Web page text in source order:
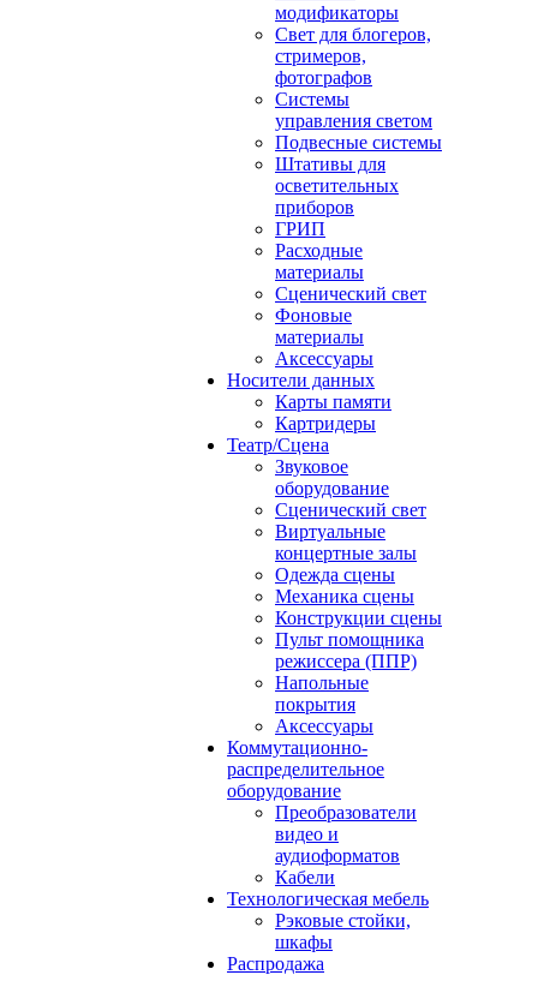
модификаторы
Свет для блогеров,
стримеров,
фотографов
Системы
управления светом
Подвесные системы
Штативы для
осветительных
приборов
ГРИП
Расходные
материалы
Сценический свет
Фоновые
материалы
Аксессуары
Носители данных
Карты памяти
Картридеры
Театр/Сцена
Звуковое
оборудование
Сценический свет
Виртуальные
концертные залы
Одежда сцены
Механика сцены
Конструкции сцены
Пульт помощника
режиссера (ППР)
Напольные
покрытия
Аксессуары
Коммутационно-
распределительное
оборудование
Преобразователи
видео и
аудиоформатов
Кабели
Технологическая мебель
Рэковые стойки,
шкафы
Распродажа